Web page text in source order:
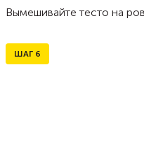
Вымешивайте тесто на
ШАГ 6